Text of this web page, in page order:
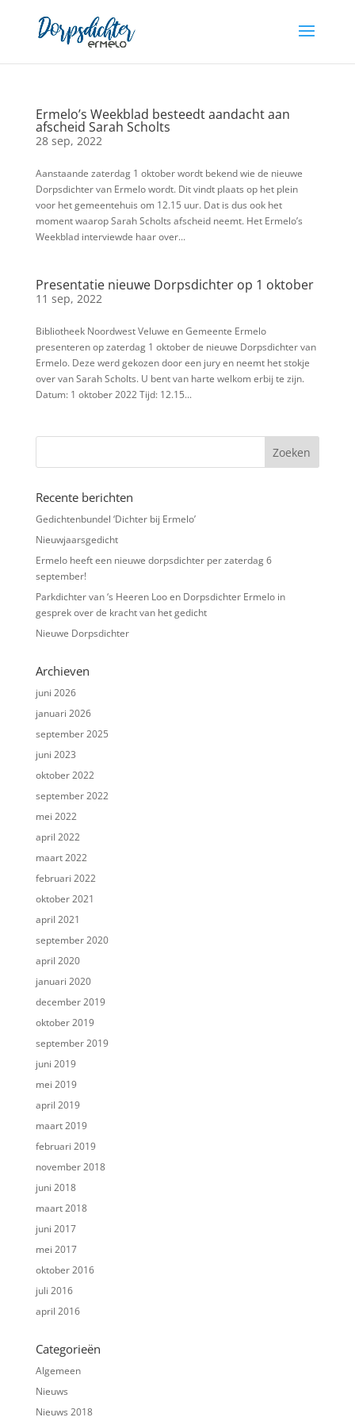
Ermelo’s Weekblad besteedt aandacht aan
afscheid Sarah Scholts
28 sep, 2022
Aanstaande zaterdag 1 oktober wordt bekend wie de nieuwe
Dorpsdichter van Ermelo wordt. Dit vindt plaats op het plein
voor het gemeentehuis om 12.15 uur. Dat is dus ook het
moment waarop Sarah Scholts afscheid neemt. Het Ermelo’s
Weekblad interviewde haar over...
Presentatie nieuwe Dorpsdichter op 1 oktober
11 sep, 2022
Bibliotheek Noordwest Veluwe en Gemeente Ermelo
presenteren op zaterdag 1 oktober de nieuwe Dorpsdichter van
Ermelo. Deze werd gekozen door een jury en neemt het stokje
over van Sarah Scholts. U bent van harte welkom erbij te zijn.
Datum: 1 oktober 2022 Tijd: 12.15...
Recente berichten
Gedichtenbundel ‘Dichter bij Ermelo’
Nieuwjaarsgedicht
Ermelo heeft een nieuwe dorpsdichter per zaterdag 6
september!
Parkdichter van ‘s Heeren Loo en Dorpsdichter Ermelo in
gesprek over de kracht van het gedicht
Nieuwe Dorpsdichter
Archieven
juni 2026
januari 2026
september 2025
juni 2023
oktober 2022
september 2022
mei 2022
april 2022
maart 2022
februari 2022
oktober 2021
april 2021
september 2020
april 2020
januari 2020
december 2019
oktober 2019
september 2019
juni 2019
mei 2019
april 2019
maart 2019
februari 2019
november 2018
juni 2018
maart 2018
juni 2017
mei 2017
oktober 2016
juli 2016
april 2016
Categorieën
Algemeen
Nieuws
Nieuws 2018